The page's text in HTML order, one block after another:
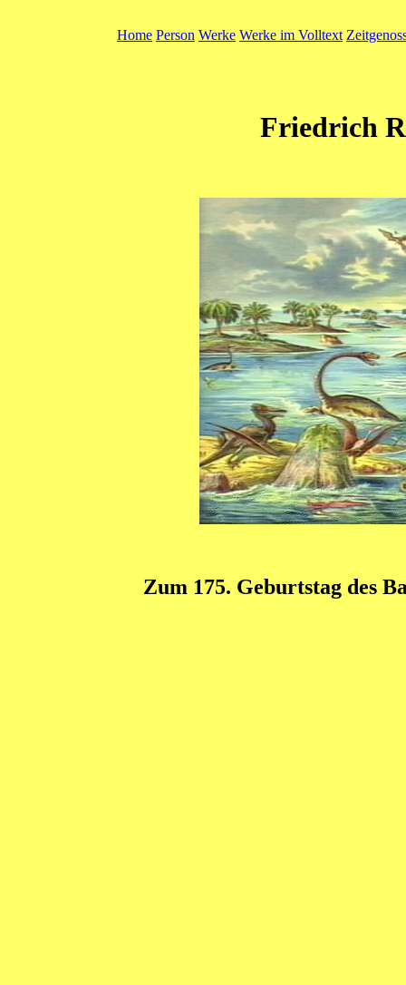
Home Person Werke Werke im Volltext
Friedrich
Zum 175. Geburtstag des